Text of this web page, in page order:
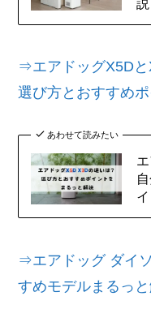
⇒エアドッグX5Dと
選び方とおすすめ
あわせて読みたい
⇒エアドッグ ダイ
すめモデルまるっ